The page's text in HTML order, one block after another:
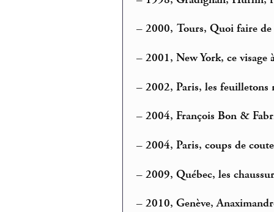
– 2000, Tours, Quoi faire de
– 2001, New York, ce visage
– 2002, Paris, les
– 2004, François Bon &
– 2004, Paris, coups de
– 2009, Québec, les
– 2010, Genève,